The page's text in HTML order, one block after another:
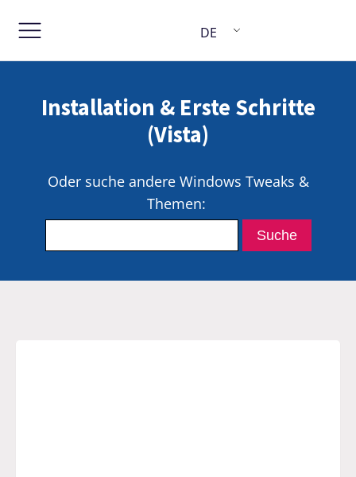
DE
Installation & Erste Schritte
(Vista)
Oder suche andere Windows Tweaks &
Themen: